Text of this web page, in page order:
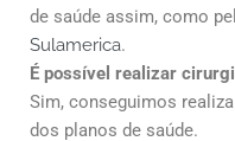
de saúde assim, como
Sulamerica.
É possível realizar
Sim, conseguimos
dos planos de saúde.